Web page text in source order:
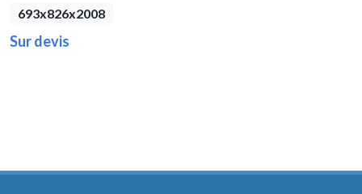
693x826x2008
Sur devis